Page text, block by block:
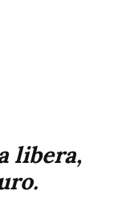
libera,